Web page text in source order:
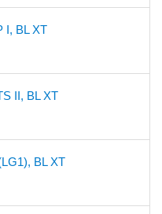
I, BL XT
II, BL XT
BL XT